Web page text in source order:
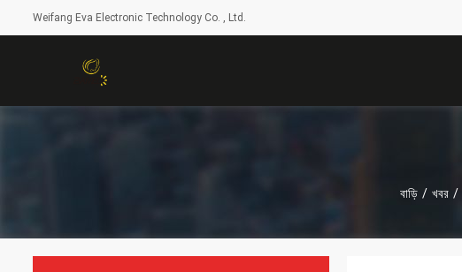
Weifang Eva Electronic Technology Co. , Ltd.
বাড়ি / খবর /